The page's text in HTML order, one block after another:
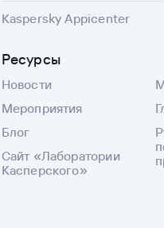
Kaspersky Appicenter
Ресурсы
Новости
Мероприятия
Блог
Сайт «Лаборатории
Касперского»